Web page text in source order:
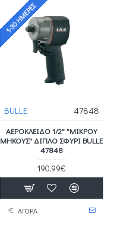
1-30 ΗΜΈΡΕΣ
BULLE 47848
ΑΕΡΌΚΛΕΙΔΟ 1/2" "ΜΙΚΡΟΎ
ΜΉΚΟΥΣ" ΔΙΠΛΌ ΣΦΥΡΊ BULLE
47848
190,99€
ΑΓΟΡΑ